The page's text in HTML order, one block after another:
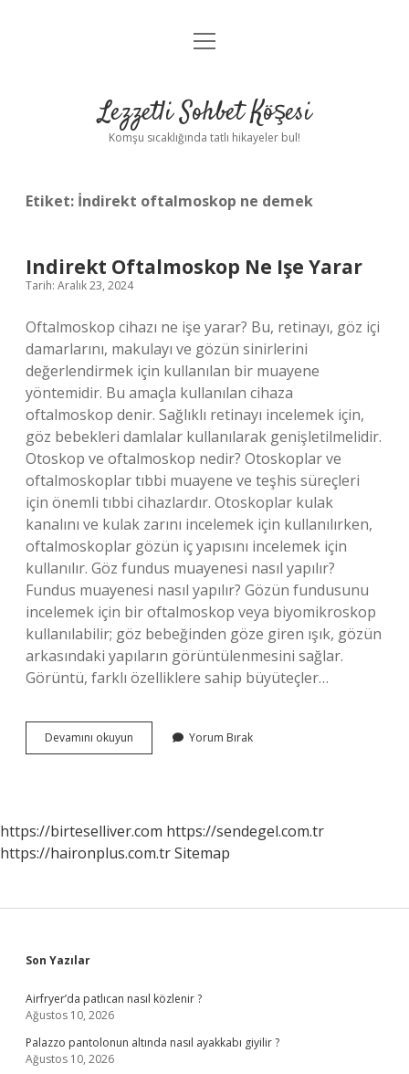
Anasayfa
Yasal Uyarı
menüyü
Lezzetli Sohbet Köşesi
Komşu sıcaklığında tatlı hikayeler bul!
Etiket: İndirekt oftalmoskop ne demek
Indirekt Oftalmoskop Ne Işe Yarar
Tarih: Aralık 23, 2024
Oftalmoskop cihazı ne işe yarar? Bu, retinayı, göz içi
damarlarını, makulayı ve gözün sinirlerini
değerlendirmek için kullanılan bir muayene
yöntemidir. Bu amaçla kullanılan cihaza
oftalmoskop denir. Sağlıklı retinayı incelemek için,
göz bebekleri damlalar kullanılarak genişletilmelidir.
Otoskop ve oftalmoskop nedir? Otoskoplar ve
oftalmoskoplar tıbbi muayene ve teşhis süreçleri
için önemli tıbbi cihazlardır. Otoskoplar kulak
kanalını ve kulak zarını incelemek için kullanılırken,
oftalmoskoplar gözün iç yapısını incelemek için
kullanılır. Göz fundus muayenesi nasıl yapılır?
Fundus muayenesi nasıl yapılır? Gözün fundusunu
incelemek için bir oftalmoskop veya biyomikroskop
kullanılabilir; göz bebeğinden göze giren ışık, gözün
arkasındaki yapıların görüntülenmesini sağlar.
Görüntü, farklı özelliklere sahip büyüteçler…
Devamını okuyun
Oftalmoskop
Yorum Bırak
https://birteselliver.com https://sendegel.com.tr
https://haironplus.com.trSitemap
Sidebar
Son Yazılar
Airfryer’da patlıcan nasıl közlenir ?
Ağustos 10, 2026
Palazzo pantolonun altında nasıl ayakkabı giyilir ?
Ağustos 10, 2026